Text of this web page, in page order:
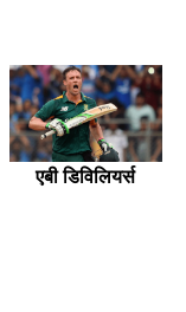
एबी डिविलियर्स